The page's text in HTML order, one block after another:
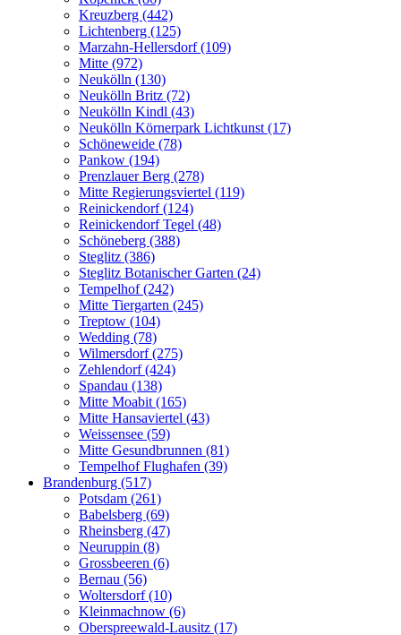
Kreuzberg (442)
Lichtenberg (125)
Marzahn-Hellersdorf (109)
Mitte (972)
Neukölln (130)
Neukölln Britz (72)
Neukölln Kindl (43)
Neukölln Körnerpark Lichtkunst (17)
Schöneweide (78)
Pankow (194)
Prenzlauer Berg (278)
Mitte Regierungsviertel (119)
Reinickendorf (124)
Reinickendorf Tegel (48)
Schöneberg (388)
Steglitz (386)
Steglitz Botanischer Garten (24)
Tempelhof (242)
Mitte Tiergarten (245)
Treptow (104)
Wedding (78)
Wilmersdorf (275)
Zehlendorf (424)
Spandau (138)
Mitte Moabit (165)
Mitte Hansaviertel (43)
Weissensee (59)
Mitte Gesundbrunnen (81)
Tempelhof Flughafen (39)
Brandenburg (517)
Potsdam (261)
Babelsberg (69)
Rheinsberg (47)
Neuruppin (8)
Grossbeeren (6)
Bernau (56)
Woltersdorf (10)
Kleinmachnow (6)
Oberspreewald-Lausitz (17)